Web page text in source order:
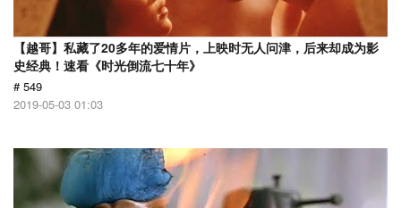
【越哥】私藏了20多年的爱情片，上映时无人问津，后来却成为影
史经典！速看《时光倒流七十年》
# 549
2019-05-03 01:03